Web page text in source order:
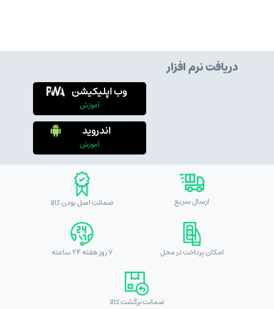
دریافت نرم افزار
وب اپلیکیشن
آموزش
اندروید
آموزش
ارسال سریع ضمانت اصل بودن کالا
امکان پرداخت در محل 7 روز هفته 24 ساعته
ضمانت برگشت کالا